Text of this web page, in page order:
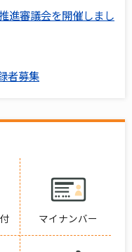
進審議会を開催しまし
者募集
マイナンバー